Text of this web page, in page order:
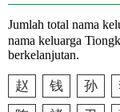
Jumlah total nama
nama keluarga
berkelanjutan.
赵 钱 孙